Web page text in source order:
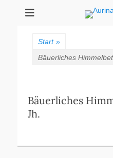
Oberflächen Manufaktur
Start »
Bäuerliches
Bäuerliches
Jh.